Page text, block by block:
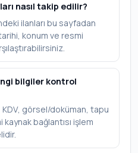
nasıl takip edilir?
ilanları bu sayfadan
konum ve resmi
bilgiler kontrol
görsel/doküman, tapu
bağlantısı işlem